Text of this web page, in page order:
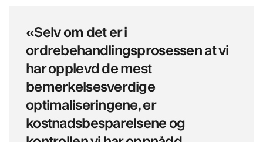
«Selv om det er i
ordrebehandlingsprosessen at vi
har opplevd de mest
bemerkelsesverdige
optimaliseringene, er
kostnadsbesparelsene og